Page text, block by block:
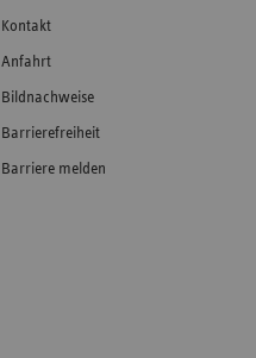
Kontakt
Anfahrt
Bildnachweise
Barrierefreiheit
Barriere melden